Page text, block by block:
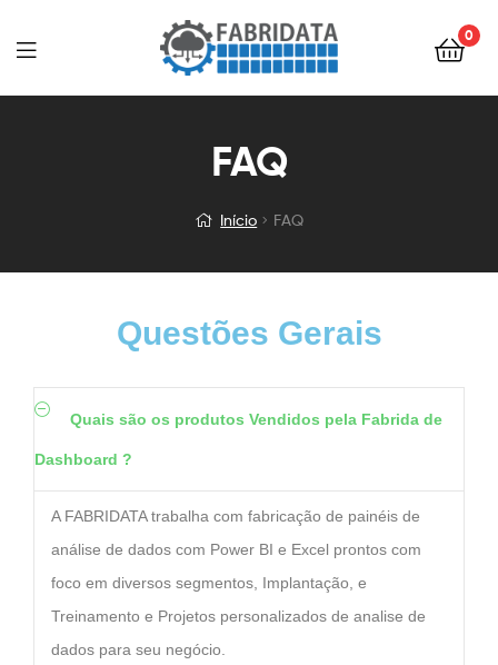
0
FAQ
Início FAQ
Questões Gerais
Quais são os produtos Vendidos pela Fabrida de
Dashboard ?
A FABRIDATA trabalha com fabricação de painéis de
análise de dados com Power BI e Excel prontos com
foco em diversos segmentos, Implantação, e
Treinamento e Projetos personalizados de analise de
dados para seu negócio.